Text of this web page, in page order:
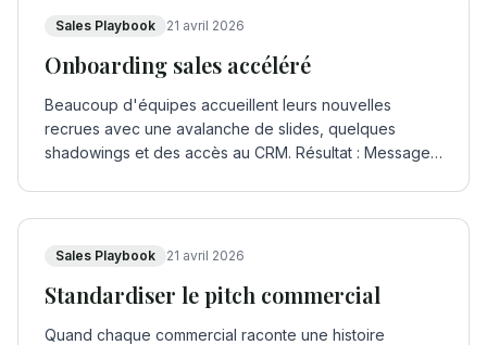
Sales Playbook 21 avril 2026
Onboarding sales accéléré
Beaucoup d'équipes accueillent leurs nouvelles
recrues avec une avalanche de slides, quelques
shadowings et des accès au CRM. Résultat : Messages
Sales Playbook 21 avril 2026
Standardiser le pitch commercial
Quand chaque commercial raconte une histoire